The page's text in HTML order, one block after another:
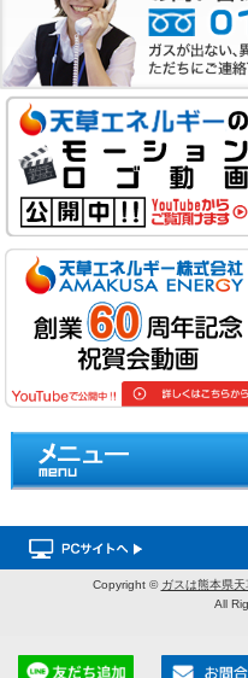
Copyright © ガスは熊本県
All